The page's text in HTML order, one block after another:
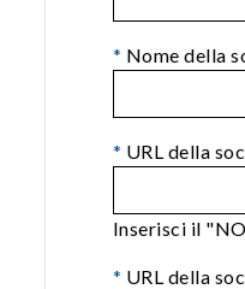
* Nome della
* URL della
Inserisci il
* URL della